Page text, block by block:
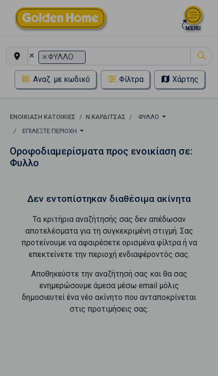
× ×ΦΥΛΛΟ
Αναζ. με κωδικό Φίλτρα Χάρτης
ΕΝΟΙΚΊΑΣΗ ΚΑΤΟΙΚΊΕΣ Ν.ΚΑΡΔΙΤΣΑΣ
ΦΥΛΛΟ
ΕΠΙΛΈΞΤΕ ΠΕΡΙΟΧΉ
Οροφοδιαμερίσματα προς ενοικίαση σε:
Φυλλο
Δεν εντοπίστηκαν διαθέσιμα ακίνητα
Τα κριτήρια αναζήτησής σας δεν απέδωσαν
αποτελέσματα για τη συγκεκριμένη στιγμή. Σας
προτείνουμε να αφαιρέσετε ορισμένα φίλτρα ή να
επεκτείνετε την περιοχή ενδιαφέροντός σας.
Αποθηκεύστε την αναζήτησή σας και θα σας
ενημερώσουμε άμεσα μέσω email μόλις
δημοσιευτεί ένα νέο ακίνητο που ανταποκρίνεται
στις προτιμήσεις σας.